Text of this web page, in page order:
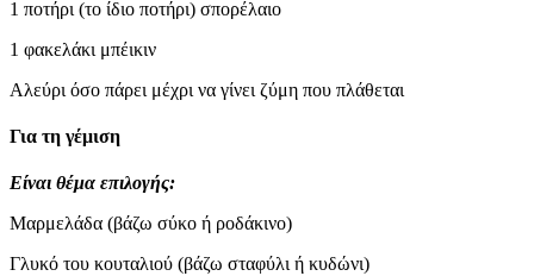
1 ποτήρι (το ίδιο ποτήρι) σπορέλαιο
1 φακελάκι μπέικιν
Αλεύρι όσο πάρει μέχρι να γίνει ζύμη που πλάθεται
Για τη γέμιση
Είναι θέμα επιλογής:
Μαρμελάδα (βάζω σύκο ή ροδάκινο)
Γλυκό του κουταλιού (βάζω σταφύλι ή κυδώνι)